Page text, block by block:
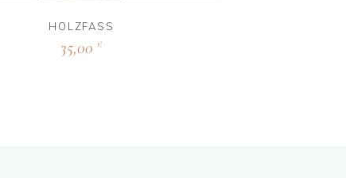
HOLZFASS
35,00 €